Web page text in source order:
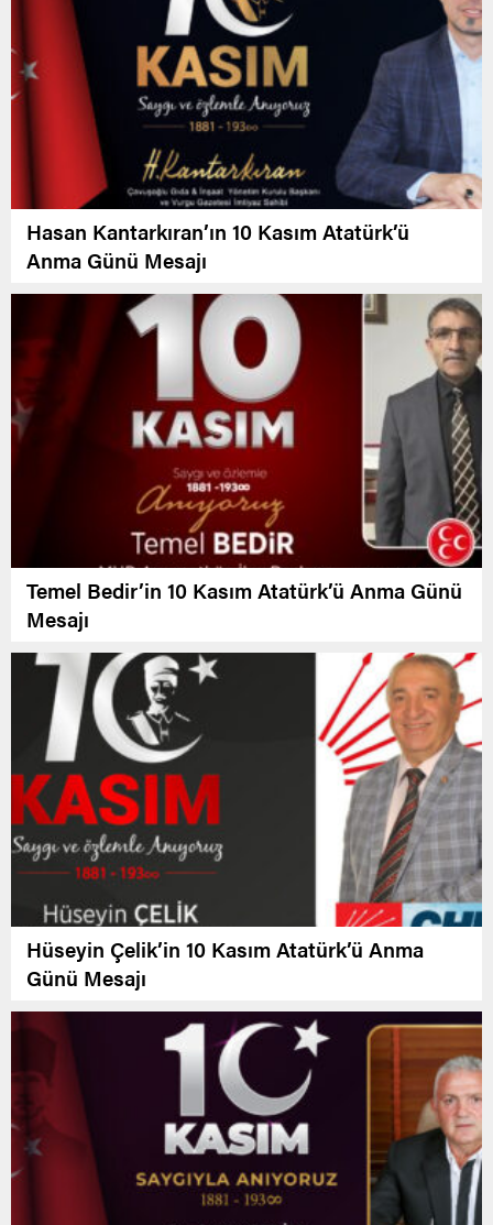
Hasan Kantarkıran’ın 10 Kasım Atatürk’ü
Anma Günü Mesajı
Temel Bedir’in 10 Kasım Atatürk’ü Anma Günü
Mesajı
Hüseyin Çelik’in 10 Kasım Atatürk’ü Anma
Günü Mesajı